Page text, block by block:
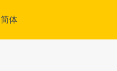
简体